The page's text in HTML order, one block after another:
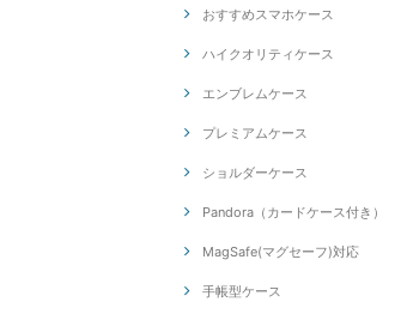
おすすめスマホケース
ハイクオリティケース
エンブレムケース
プレミアムケース
ショルダーケース
Pandora（カードケース付き）
MagSafe(マグセーフ)対応
手帳型ケース